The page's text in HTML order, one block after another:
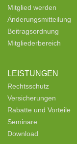
Mitglied werden
Änderungsmitteilung
Beitragsordnung
Mitgliederbereich
LEISTUNGEN
Rechtsschutz
Versicherungen
Rabatte und Vorteile
Seminare
Download